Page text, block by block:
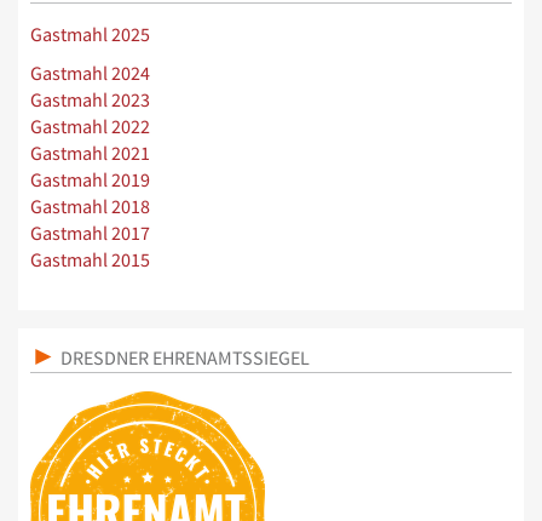
Gastmahl 2025
Gastmahl 2024
Gastmahl 2023
Gastmahl 2022
Gastmahl 2021
Gastmahl 2019
Gastmahl 2018
Gastmahl 2017
Gastmahl 2015
DRESDNER EHRENAMTSSIEGEL